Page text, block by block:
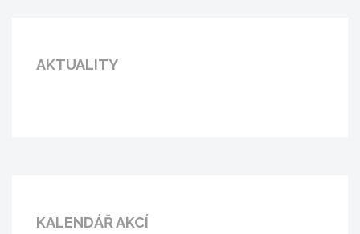
AKTUALITY
KALENDÁŘ AKCÍ